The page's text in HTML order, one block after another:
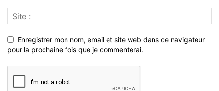
Enregistrer mon nom, email et site web dans ce navigateur
pour la prochaine fois que je commenterai.